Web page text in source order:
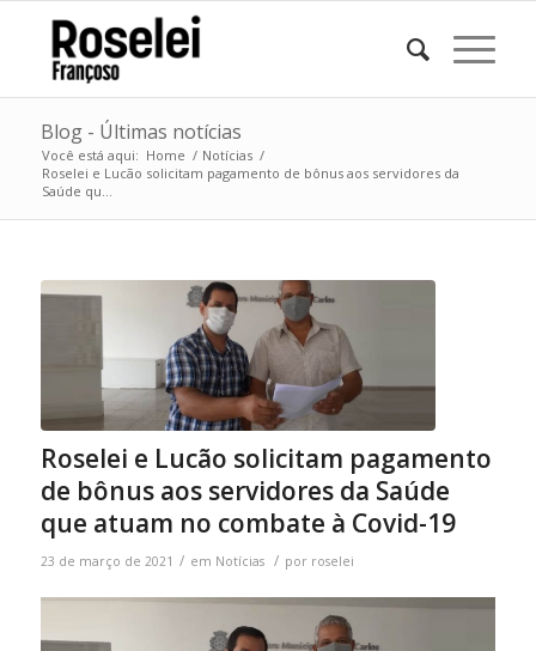
Blog - Últimas notícias
Você está aqui: Home / Notícias /
Roselei e Lucão solicitam pagamento de bônus aos servidores da
Saúde qu...
Roselei e Lucão solicitam pagamento
de bônus aos servidores da Saúde
que atuam no combate à Covid-19
23 de março de 2021 / em Notícias / por roselei